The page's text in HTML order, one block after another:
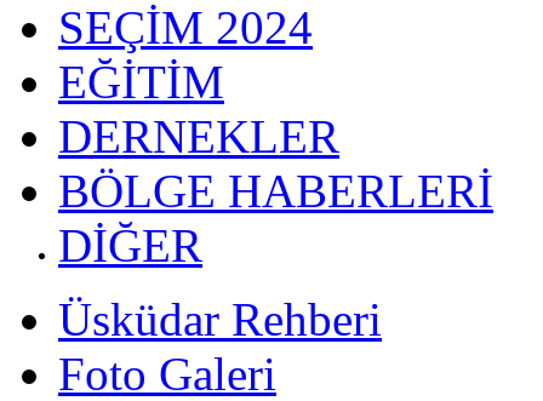
SEÇİM 2024
EĞİTİM
DERNEKLER
BÖLGE HABERLERİ
DİĞER
Üsküdar Rehberi
Foto Galeri